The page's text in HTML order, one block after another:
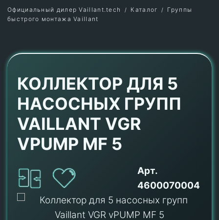
Официальный дилер Vaillant.tech Каталог
Группы
быстрого монтажа Vaillant
КОЛЛЕКТОР ДЛЯ 5
НАСОСНЫХ ГРУПП
VAILLANT VGR
VPUMP MF 5
Арт.
4600070004